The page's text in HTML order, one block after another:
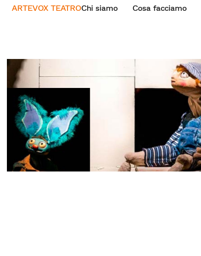
ARTEVOX TEATROChi siamo Cosa facciamo